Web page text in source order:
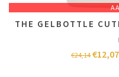
THE GELBOTTLE
€24,14 €12,07